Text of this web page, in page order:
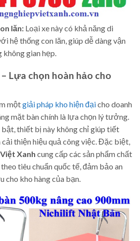
lăn: Loại xe này có khả năng di
hệ thống con lăn, giúp dễ dàng vận
không gian hẹp.
Lựa chọn hoàn hảo cho
mộtgiải pháp kho hiện đạicho doanh
mặt bàn chính là lựa chọn lý tưởng.
thiết bị này không chỉ giúp tiết
thiện hiệu quả công việc. Đặc biệt,
Xanh cung cấp các sản phẩm chất
tiêu chuẩn quốc tế, đảm bảo an
cho kho hàng của bạn.